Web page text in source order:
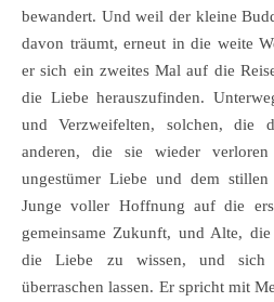
bewandert. Und weil der kleine
davon träumt, erneut in die weite
er sich ein zweites Mal auf die
die Liebe herauszufinden.
und Verzweifelten, solchen, die
anderen, die sie wieder
ungestümer Liebe und dem
Junge voller Hoffnung auf die
gemeinsame Zukunft, und Alte,
die Liebe zu wissen, und sich
überraschen lassen. Er spricht mit